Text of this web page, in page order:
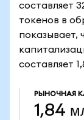
составляет
токенов в
показывает,
составляет
РЫНОЧНАЯ
1,84